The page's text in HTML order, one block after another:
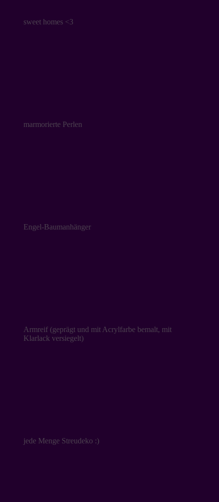
sweet homes <3
marmorierte Perlen
Engel-Baumanhänger
Armreif (geprägt und mit Acrylfarbe bemalt, mit
Klarlack versiegelt)
jede Menge Streudeko :)